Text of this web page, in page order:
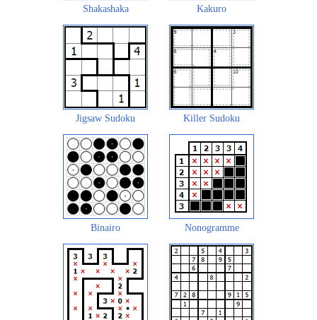
Shakashaka Kakuro
Jigsaw Sudoku Killer Sudoku
Binairo Nonogramme